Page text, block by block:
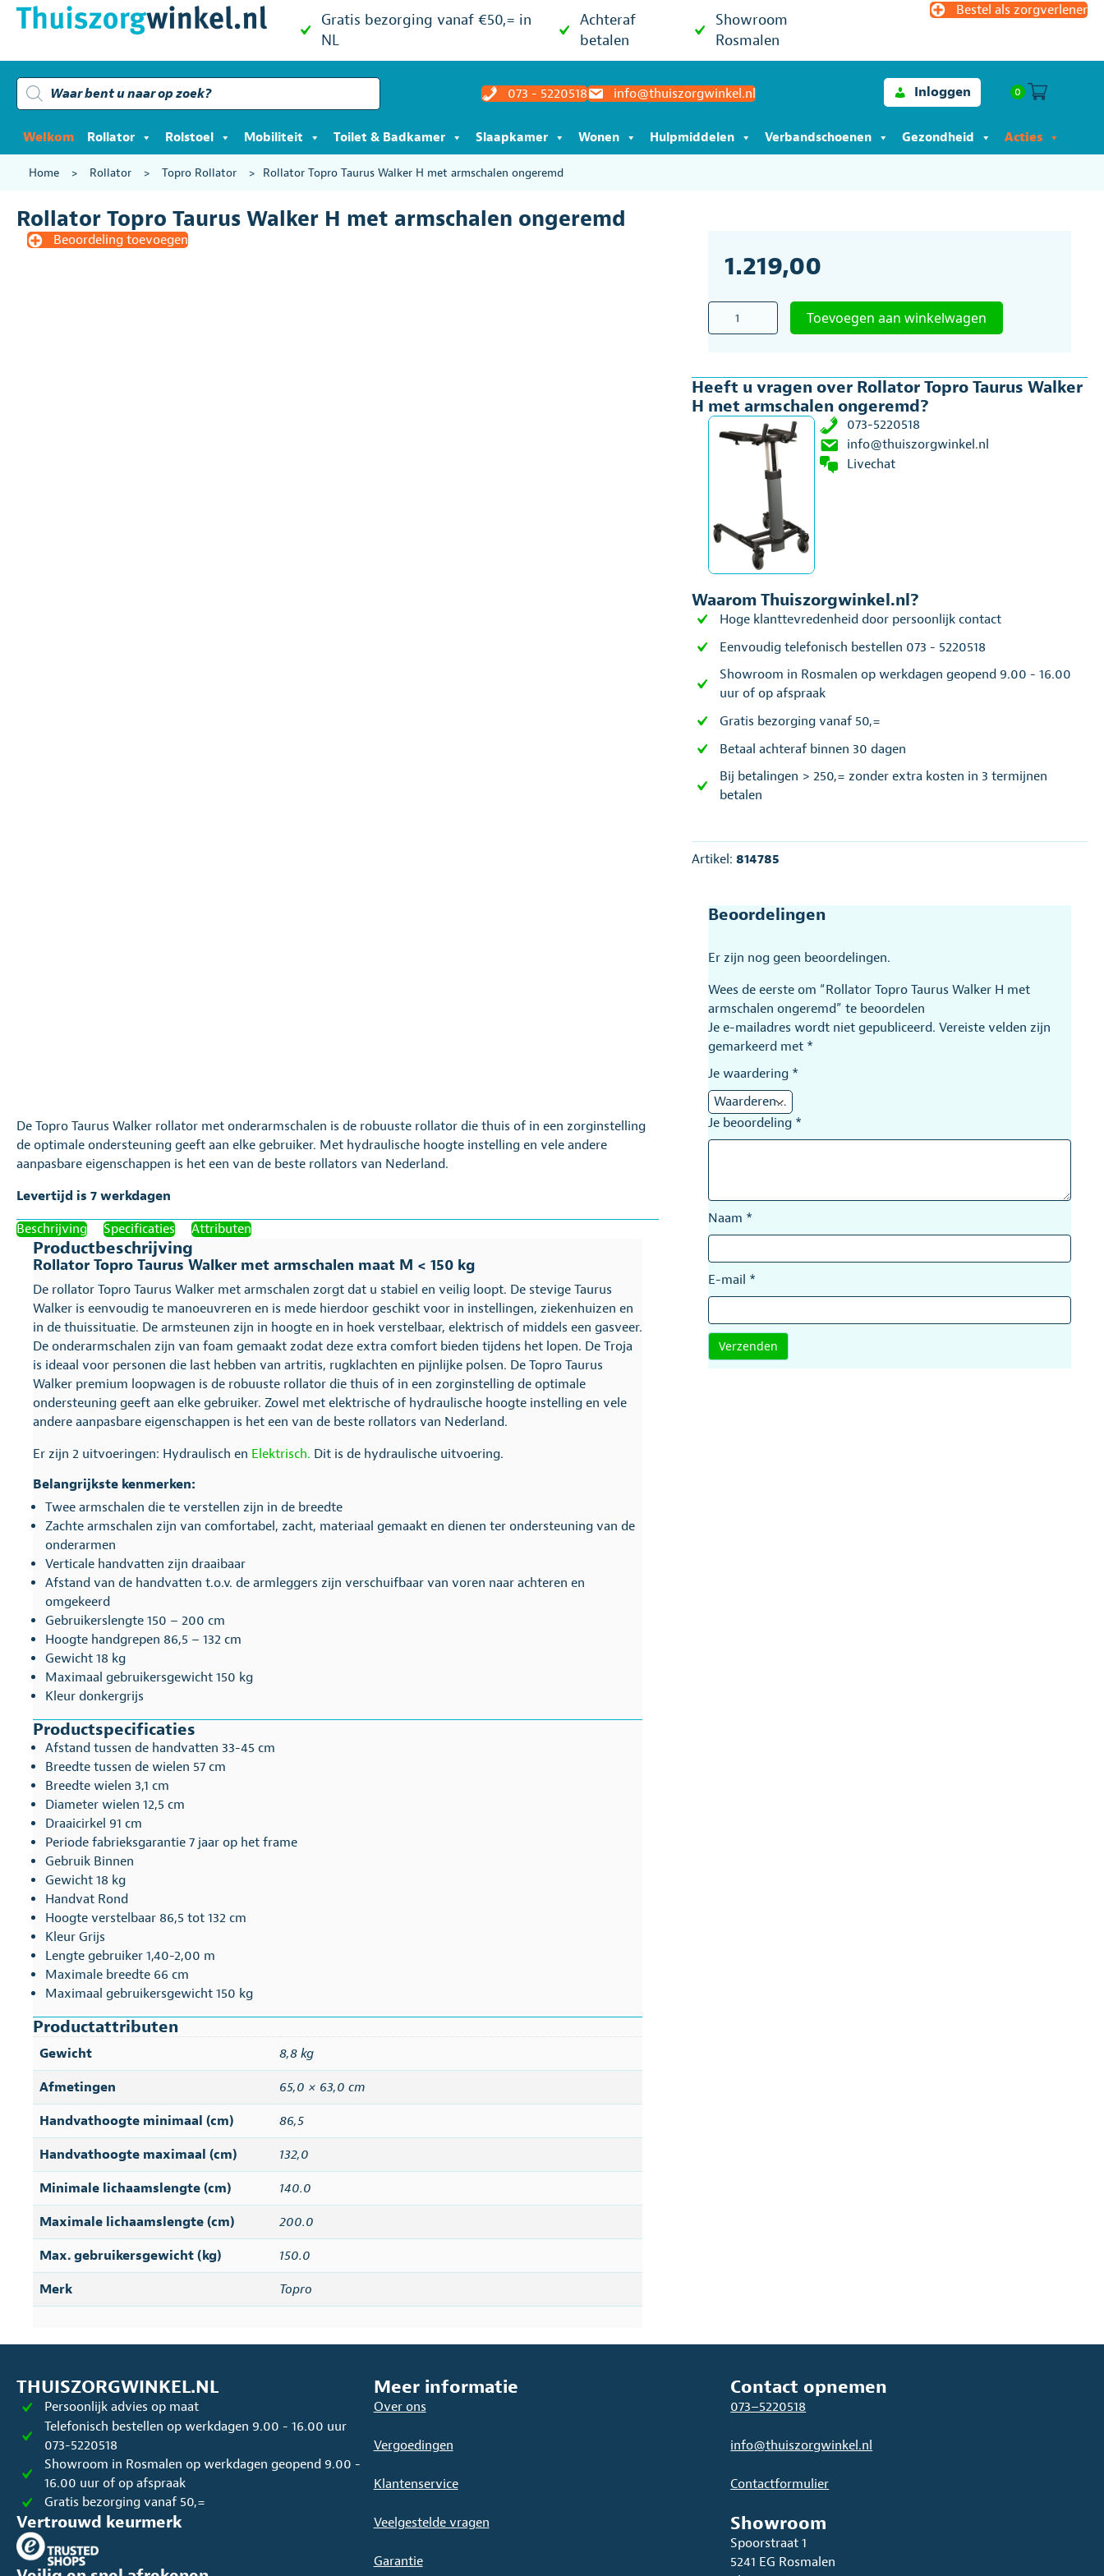
Gratis bezorging vanaf €50,= in
NL
Achteraf
betalen
Showroom
Rosmalen
Bestel als zorgverlener
Producten
zoeken
073 - 5220518 info@thuiszorgwinkel.nl Inloggen 0
Welkom Rollator Rolstoel Mobiliteit Toilet & Badkamer Slaapkamer Wonen Hulpmiddelen Verbandschoenen Gezondheid Acties
Home > Rollator > Topro Rollator > Rollator Topro Taurus Walker H met armschalen ongeremd
Rollator Topro Taurus Walker H met armschalen ongeremd
Beoordeling toevoegen
De Topro Taurus Walker rollator met onderarmschalen is de robuuste rollator die thuis of in een zorginstelling
de optimale ondersteuning geeft aan elke gebruiker. Met hydraulische hoogte instelling en vele andere
aanpasbare eigenschappen is het een van de beste rollators van Nederland.
Levertijd is 7 werkdagen
Beschrijving
Specificaties Attributen
Productbeschrijving
Rollator Topro Taurus Walker met armschalen maat M < 150 kg
De rollator Topro Taurus Walker met armschalen zorgt dat u stabiel en veilig loopt. De stevige Taurus
Walker is eenvoudig te manoeuvreren en is mede hierdoor geschikt voor in instellingen, ziekenhuizen en
in de thuissituatie. De armsteunen zijn in hoogte en in hoek verstelbaar, elektrisch of middels een gasveer.
De onderarmschalen zijn van foam gemaakt zodat deze extra comfort bieden tijdens het lopen. De Troja
is ideaal voor personen die last hebben van artritis, rugklachten en pijnlijke polsen. De Topro Taurus
Walker premium loopwagen is de robuuste rollator die thuis of in een zorginstelling de optimale
ondersteuning geeft aan elke gebruiker. Zowel met elektrische of hydraulische hoogte instelling en vele
andere aanpasbare eigenschappen is het een van de beste rollators van Nederland.
Er zijn 2 uitvoeringen: Hydraulisch en Elektrisch. Dit is de hydraulische uitvoering.
Belangrijkste kenmerken:
Twee armschalen die te verstellen zijn in de breedte
Zachte armschalen zijn van comfortabel, zacht, materiaal gemaakt en dienen ter ondersteuning van de
onderarmen
Verticale handvatten zijn draaibaar
Afstand van de handvatten t.o.v. de armleggers zijn verschuifbaar van voren naar achteren en
omgekeerd
Gebruikerslengte 150 – 200 cm
Hoogte handgrepen 86,5 – 132 cm
Gewicht 18 kg
Maximaal gebruikersgewicht 150 kg
Kleur donkergrijs
Productspecificaties
Afstand tussen de handvatten 33-45 cm
Breedte tussen de wielen 57 cm
Breedte wielen 3,1 cm
Diameter wielen 12,5 cm
Draaicirkel 91 cm
Periode fabrieksgarantie 7 jaar op het frame
Gebruik Binnen
Gewicht 18 kg
Handvat Rond
Hoogte verstelbaar 86,5 tot 132 cm
Kleur Grijs
Lengte gebruiker 1,40-2,00 m
Maximale breedte 66 cm
Maximaal gebruikersgewicht 150 kg
Productattributen
Gewicht 8,8 kg
Afmetingen 65,0 × 63,0 cm
Handvathoogte minimaal (cm) 86,5
Handvathoogte maximaal (cm) 132,0
Minimale lichaamslengte (cm) 140.0
Maximale lichaamslengte (cm) 200.0
Max. gebruikersgewicht (kg) 150.0
Merk Topro
1.219,00
Rollator
Topro
H
met
armschalen
ongeremd
Toevoegen aan winkelwagen
Heeft u vragen over Rollator Topro Taurus Walker
H met armschalen ongeremd?
073-5220518
info@thuiszorgwinkel.nl
Livechat
Waarom Thuiszorgwinkel.nl?
Hoge klanttevredenheid door persoonlijk contact
Eenvoudig telefonisch bestellen 073 - 5220518
Showroom in Rosmalen op werkdagen geopend 9.00 - 16.00
uur of op afspraak
Gratis bezorging vanaf 50,=
Betaal achteraf binnen 30 dagen
Bij betalingen > 250,= zonder extra kosten in 3 termijnen
betalen
Artikel:814785
Beoordelingen
Er zijn nog geen beoordelingen.
Wees de eerste om “Rollator Topro Taurus Walker H met
armschalen ongeremd” te beoordelen
Je e-mailadres wordt niet gepubliceerd. Vereiste velden zijn
gemarkeerd met *
Je waardering *
Je beoordeling *
Naam *
E-mail *
THUISZORGWINKEL.NL
Persoonlijk advies op maat
Telefonisch bestellen op werkdagen 9.00 - 16.00 uur
073-5220518
Showroom in Rosmalen op werkdagen geopend 9.00 -
16.00 uur of op afspraak
Gratis bezorging vanaf 50,=
Vertrouwd keurmerk
Meer informatie
Over ons
Vergoedingen
Klantenservice
Veelgestelde vragen
Garantie
Contact opnemen
073–5220518
info@thuiszorgwinkel.nl
Contactformulier
Showroom
Spoorstraat 1
5241 EG Rosmalen